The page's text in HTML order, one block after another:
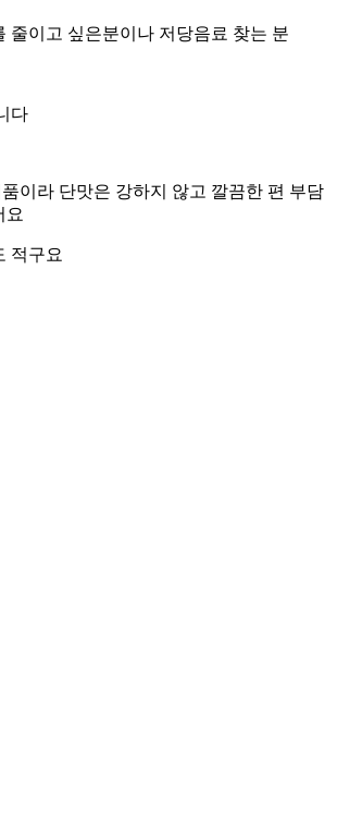
줄이고 싶은분이나 저당음료 찾는 분
다
이라 단맛은 강하지 않고 깔끔한 편 부담
요
적구요